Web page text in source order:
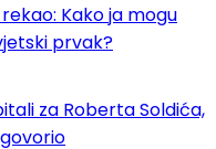
Kako ja mogu
prvak?
za Roberta Soldića,